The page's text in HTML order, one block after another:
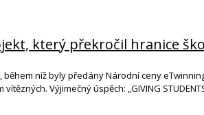
který překročil hranice
níž byly předány Národní ceny
Výjimečný úspěch: „GIVING